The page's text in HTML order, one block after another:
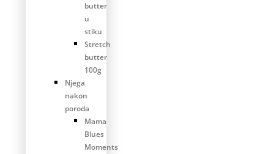
butter
u
stiku
Stretch
butter
100g
Njega
nakon
poroda
Mama
Blues
Moments